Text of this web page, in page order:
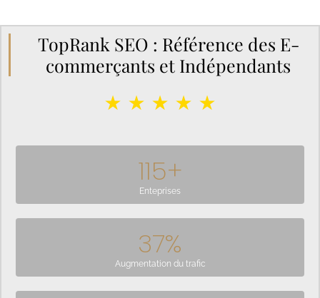
TopRank SEO : Référence des E-
commerçants et Indépendants
★ ★ ★ ★ ★
Enteprises
115+
Augmentation du trafic
37%